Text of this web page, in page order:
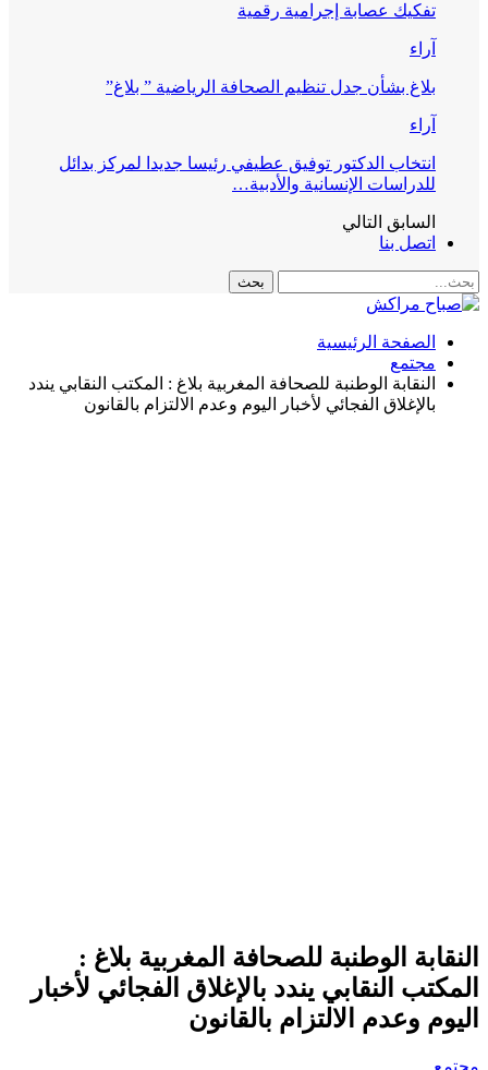
تفكيك عصابة إجرامية رقمية
آراء
بلاغ بشأن جدل تنظيم الصحافة الرياضية ” بلاغ”
آراء
انتخاب الدكتور توفيق عطيفي رئيسا جديدا لمركز بدائل
للدراسات الإنسانية والأدبية…
السابق التالي
اتصل بنا
الصفحة الرئيسية
مجتمع
النقابة الوطنبة للصحافة المغربية بلاغ : المكتب النقابي يندد
بالإغلاق الفجائي لأخبار اليوم وعدم الالتزام بالقانون
النقابة الوطنبة للصحافة المغربية بلاغ :
المكتب النقابي يندد بالإغلاق الفجائي لأخبار
اليوم وعدم الالتزام بالقانون
مجتمع